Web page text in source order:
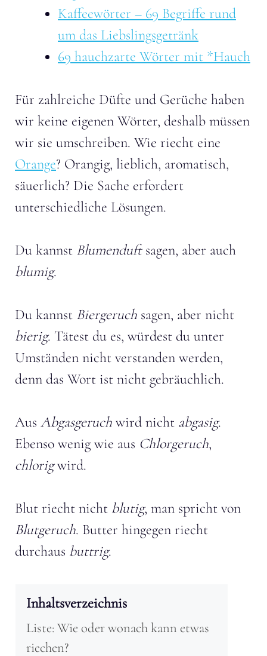
Kaffeewörter – 69 Begriffe rund
um das Liebslingsgetränk
69 hauchzarte Wörter mit *Hauch
Für zahlreiche Düfte und Gerüche haben
wir keine eigenen Wörter, deshalb müssen
wir sie umschreiben. Wie riecht eine
Orange? Orangig, lieblich, aromatisch,
säuerlich? Die Sache erfordert
unterschiedliche Lösungen.
Du kannst Blumenduftsagen, aber auch
blumig.
Du kannst Biergeruch sagen, aber nicht
bierig. Tätest du es, würdest du unter
Umständen nicht verstanden werden,
denn das Wort ist nicht gebräuchlich.
Aus Abgasgeruch wird nicht abgasig.
Ebenso wenig wie aus Chlorgeruch,
chlorigwird.
Blut riecht nicht blutig, man spricht von
Blutgeruch. Butter hingegen riecht
durchaus buttrig.
Inhaltsverzeichnis
Liste: Wie oder wonach kann etwas
riechen?